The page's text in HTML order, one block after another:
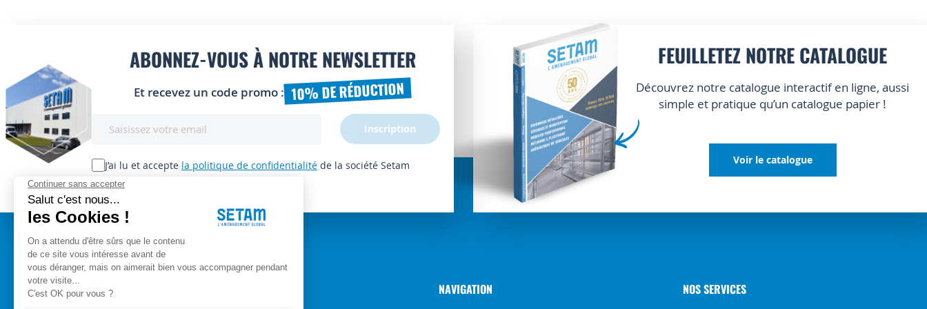
ABONNEZ-VOUS À NOTRE NEWSLETTER
Et recevez un code promo : 10% DE RÉDUCTION
lettre
d’information
:
J’ai lu et accepte la politique de confidentialité de la société Setam
Inscription
FEUILLETEZ NOTRE CATALOGUE
Découvrez notre catalogue interactif en ligne, aussi
simple et pratique qu’un catalogue papier !
Voir le catalogue
Setam Siège Social
NAVIGATION NOS SERVICES